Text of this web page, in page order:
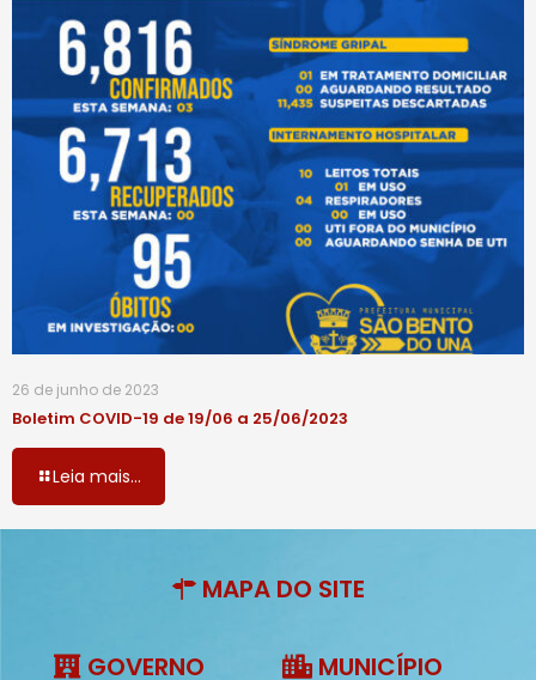
26 de junho de 2023
Boletim COVID-19 de 19/06 a 25/06/2023
Leia mais...
MAPA DO SITE
GOVERNO MUNICÍPIO